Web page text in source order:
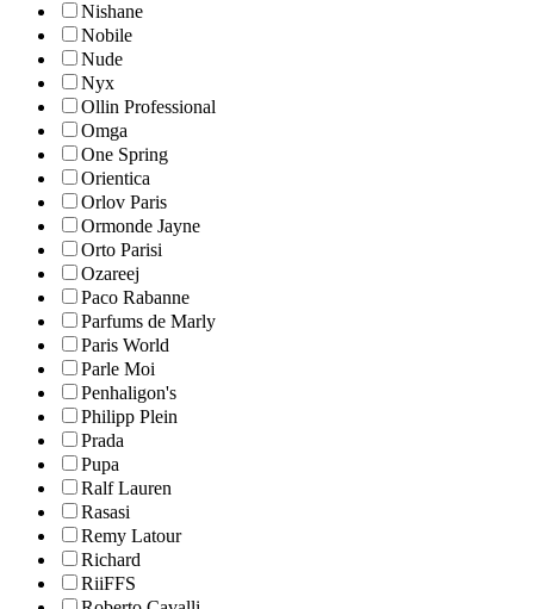
Nishane
Nobile
Nude
Nyx
Ollin Professional
Omga
One Spring
Orientica
Orlov Paris
Ormonde Jayne
Orto Parisi
Ozareej
Paco Rabanne
Parfums de Marly
Paris World
Parle Moi
Penhaligon's
Philipp Plein
Prada
Pupa
Ralf Lauren
Rasasi
Remy Latour
Richard
RiiFFS